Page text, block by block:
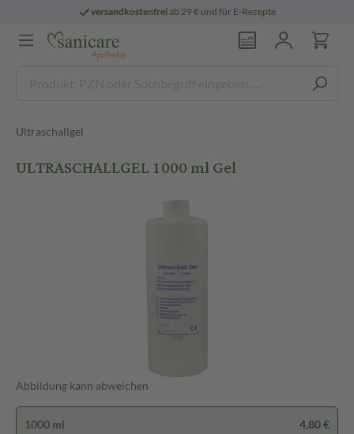
versandkostenfreiab 29 € und für E-Rezepte
Ultraschallgel
ULTRASCHALLGEL 1000 ml Gel
Abbildung kann abweichen
1000 ml 4,80 €